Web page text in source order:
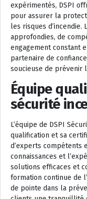
expérimentés, DSPI
pour assurer la
les risques d’incendie.
approfondies, de
engagement constant
partenaire de
soucieuse de prévenir
Équipe
sécurité
L’équipe de DSPI
qualification et sa
d’experts compétents
connaissances et
solutions efficaces et
formation continue de
de pointe dans la